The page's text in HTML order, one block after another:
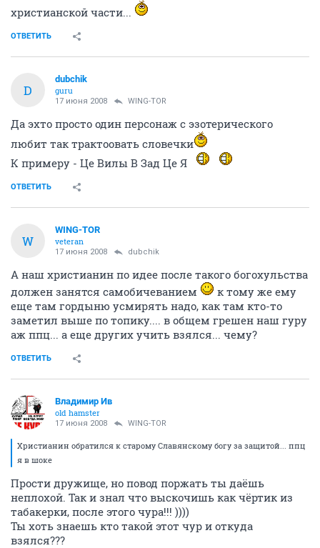
христианской части...
ОТВЕТИТЬ
D
dubchik
guru
17 июня 2008 WING-TOR
Да эхто просто один персонаж с эзотерического
любит так трактоовать словечки
К примеру - Це Вилы В Зад Це Я
ОТВЕТИТЬ
W
WING-TOR
veteran
17 июня 2008 dubchik
А наш христианин по идее после такого богохульства
должен занятся самобичеванием
к тому же ему
еще там гордыню усмирять надо, как там кто-то
заметил выше по топику.... в общем грешен наш гуру
аж ппц... а еще других учить взялся... чему?
ОТВЕТИТЬ
Владимир Ив
old hamster
17 июня 2008 WING-TOR
Христианин обратился к старому Славянскому богу за защитой... ппц
я в шоке
Прости дружище, но повод поржать ты даёшь
неплохой. Так и знал что выскочишь как чёртик из
табакерки, после этого чура!!! ))))
Ты хоть знаешь кто такой этот чур и откуда
взялся???